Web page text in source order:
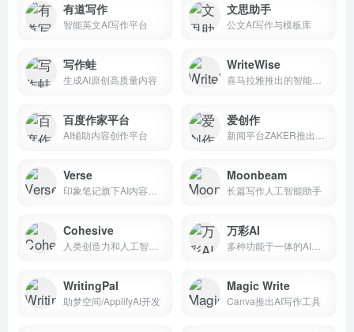
有道写作
智能英文AI写作平台
文思助手
公文AI写作与模板库
写作蛙
生成AI原创高质量内容
WriteWise
喜马拉雅推出的智能写作辅助工具
百度作家平台
AI辅助内容创作平台
爱创作
新闻平台ZAKER推出的AI写作工具
Verse
印象笔记旗下AI内容创作平台
Moonbeam
长篇写作人工智能助手
Cohesive
人类创造力和人工智能的内容创作平台
万彩AI
多种功能于一体的AI内容创作工具
WritingPal
助梦空间/ApplifyAI开发
Magic Write
Canva推出AI写作工具